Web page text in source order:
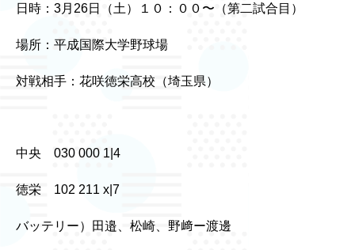
日時：3月26日（土）１０：００〜（第二試合目）
場所：平成国際大学野球場
対戦相手：花咲徳栄高校（埼玉県）
中央 030 000 1|4
徳栄 102 211 x|7
バッテリー）田邉、松崎、野﨑ー渡邊